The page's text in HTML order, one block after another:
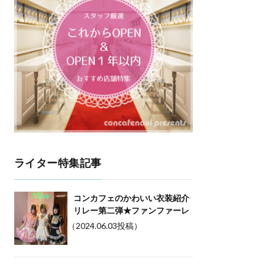
ライター特集記事
コンカフェのかわいい衣装紹介
リレー第二弾★ファンファーレ
（2024.06.03投稿）